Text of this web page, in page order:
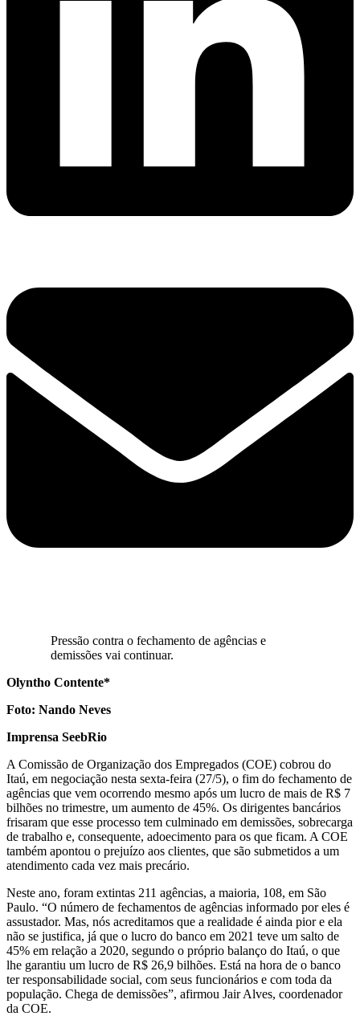
Pressão contra o fechamento de agências e
demissões vai continuar.
Olyntho Contente*
Foto: Nando Neves
Imprensa SeebRio
A Comissão de Organização dos Empregados (COE) cobrou do
Itaú, em negociação nesta sexta-feira (27/5), o fim do fechamento de
agências que vem ocorrendo mesmo após um lucro de mais de R$ 7
bilhões no trimestre, um aumento de 45%. Os dirigentes bancários
frisaram que esse processo tem culminado em demissões, sobrecarga
de trabalho e, consequente, adoecimento para os que ficam. A COE
também apontou o prejuízo aos clientes, que são submetidos a um
atendimento cada vez mais precário.
Neste ano, foram extintas 211 agências, a maioria, 108, em São
Paulo. “O número de fechamentos de agências informado por eles é
assustador. Mas, nós acreditamos que a realidade é ainda pior e ela
não se justifica, já que o lucro do banco em 2021 teve um salto de
45% em relação a 2020, segundo o próprio balanço do Itaú, o que
lhe garantiu um lucro de R$ 26,9 bilhões. Está na hora de o banco
ter responsabilidade social, com seus funcionários e com toda da
população. Chega de demissões”, afirmou Jair Alves, coordenador
da COE.